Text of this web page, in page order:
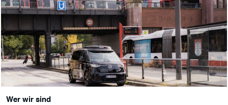
Wer wir sind